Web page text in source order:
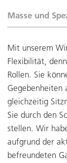
Masse und
Mit unserem
Flexibilität,
Rollen. Sie
Gegebenheiten
gleichzeitig
Sie durch den
stellen. Wir
aufgrund der
befreundeten